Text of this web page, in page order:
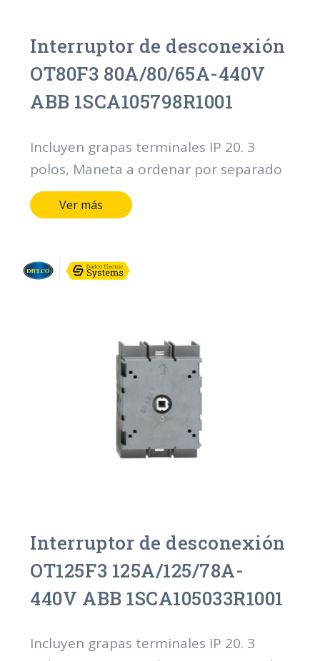
Interruptor de desconexión
OT80F3 80A/80/65A-440V
ABB 1SCA105798R1001
Incluyen grapas terminales IP 20. 3
polos, Maneta a ordenar por separado
Ver más
Interruptor de desconexión
OT125F3 125A/125/78A-
440V ABB 1SCA105033R1001
Incluyen grapas terminales IP 20. 3